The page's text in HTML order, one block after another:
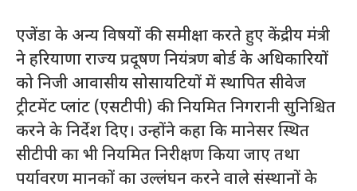
एजेंडा के अन्य विषयों की समीक्षा करते हुए केंद्रीय मंत्री
ने हरियाणा राज्य प्रदूषण नियंत्रण बोर्ड के अधिकारियों
को निजी आवासीय सोसायटियों में स्थापित सीवेज
ट्रीटमेंट प्लांट (एसटीपी) की नियमित निगरानी सुनिश्चित
करने के निर्देश दिए। उन्होंने कहा कि मानेसर स्थित
सीटीपी का भी नियमित निरीक्षण किया जाए तथा
पर्यावरण मानकों का उल्लंघन करने वाले संस्थानों के